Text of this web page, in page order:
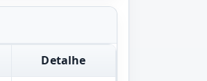
Detalhe